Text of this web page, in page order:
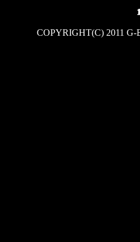
COPYRIGHT(C) 2011